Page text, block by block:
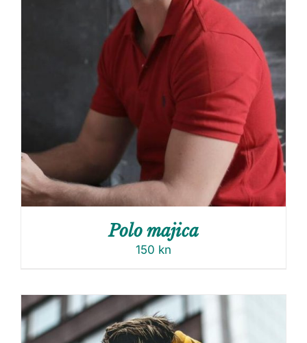
Polo majica
150 kn